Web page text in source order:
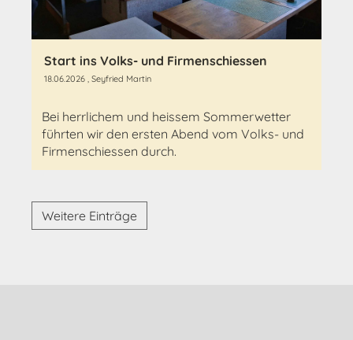
Start ins Volks- und Firmenschiessen
18.06.2026 , Seyfried Martin
Bei herrlichem und heissem Sommerwetter
führten wir den ersten Abend vom Volks- und
Firmenschiessen durch.
Weitere Einträge